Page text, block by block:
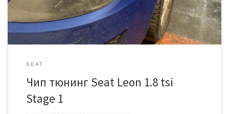
DSG7, увеличивать […]
SEAT
Чип тюнинг Seat Leon 1.8 tsi
Stage 1